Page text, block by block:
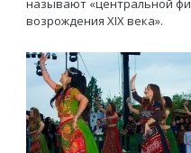
называют «центральной
возрождения XIX века».